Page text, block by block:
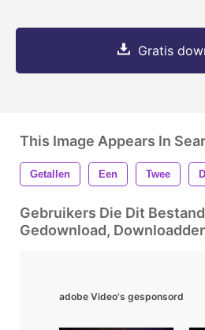
Gratis
This Image Appears In
Getallen Een Twee
Gebruikers Die Dit
Gedownload,
adobe Video's gesponsord